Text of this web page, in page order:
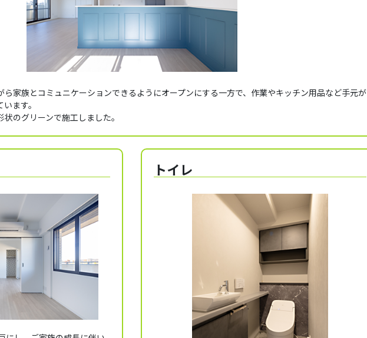
ら家族とコミュニケーションできるようにオープンにする一方で、作業やキッチン用品など手元が
ます。
のグリーンで施工しました。
トイレ